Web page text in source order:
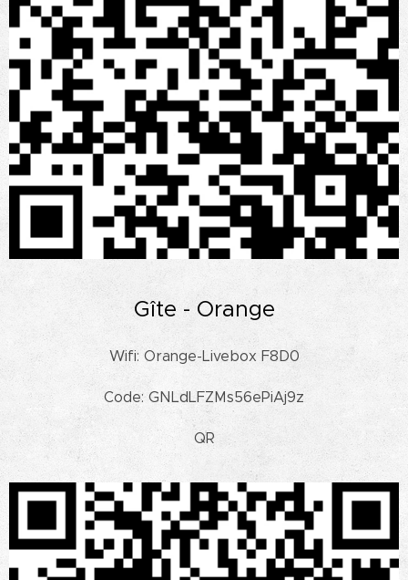
Gîte - Orange
Wifi: Orange-Livebox F8D0
Code: GNLdLFZMs56ePiAj9z
QR